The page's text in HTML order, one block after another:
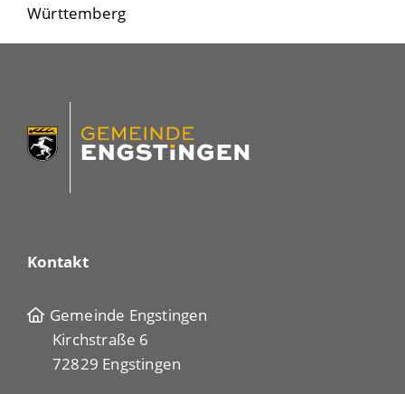
Württemberg
Kontakt
Gemeinde Engstingen
Kirchstraße 6
72829 Engstingen